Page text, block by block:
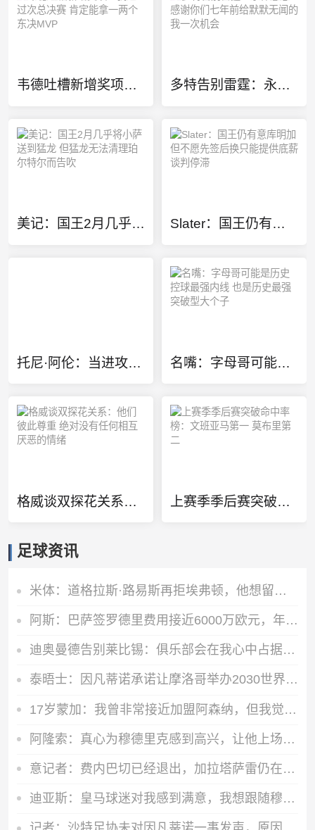
韦德吐槽新增奖项：我进5过次总决赛 肯定能拿一两个东决MVP 多特告别雷霆：永怀感恩 感谢你们七年前给默默无闻的我一次机会
美记：国王2月几乎将小萨送到猛龙 但猛龙无法清理珀尔特尔而告吹 Slater：国王仍有意库明加 但不愿先签后换只能提供底薪 谈判停滞
托尼·阿伦：当进攻核心比当最强防守者更难 因为大家一直研究你 名嘴：字母哥可能是历史控球最强内线 也是历史最强突破型大个子
格威谈双探花关系：他们彼此尊重 绝对没有任何相互厌恶的情绪 上赛季季后赛突破命中率榜：文班亚马第一 莫布里第二
足球资讯
米体：道格拉斯·路易斯再拒埃弗顿，他想留队 但俱乐部尚未敲定
阿斯：巴萨签罗德里费用接近6000万欧元，年薪税前3000万欧签4年
迪奥曼德告别莱比锡：俱乐部会在我心中占据特殊位置，感谢所有
泰晤士：因凡蒂诺承诺让摩洛哥举办2030世界杯决赛，以换取支持
17岁蒙加：我曾非常接近加盟阿森纳，但我觉得自己更适合曼城
阿隆索：真心为穆德里克感到高兴，让他上场是充满情感考量的决定
意记者：费内巴切已经退出，加拉塔萨雷仍在坚持要签下莱奥
迪亚斯：皇马球迷对我感到满意，我想跟随穆里尼奥赢得冠军